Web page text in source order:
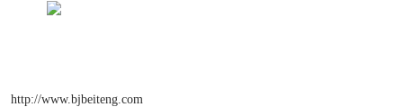
http://www.bjbeiteng.com